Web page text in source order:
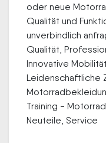
oder neue
Qualität und
unverbindlich
Qualität,
Innovative
Leidenschaftliche
Training -
Neuteile, Service